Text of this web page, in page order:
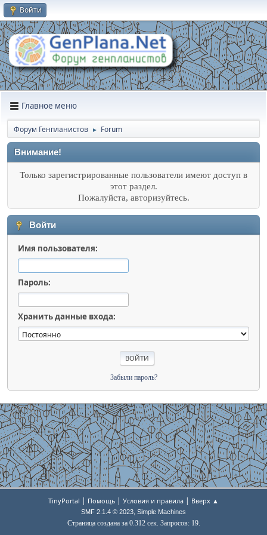
Войти
Главное меню
Форум Генпланистов ► Forum
Внимание!
Только зарегистрированные пользователи имеют доступ в
этот раздел.
Пожалуйста, авторизуйтесь.
Войти
Имя пользователя:
Пароль:
Хранить данные входа:
Забыли пароль?
TinyPortal | Помощь | Условия и правила | Вверх ▲
SMF 2.1.4 © 2023, Simple Machines
Страница создана за 0.312 сек. Запросов: 19.